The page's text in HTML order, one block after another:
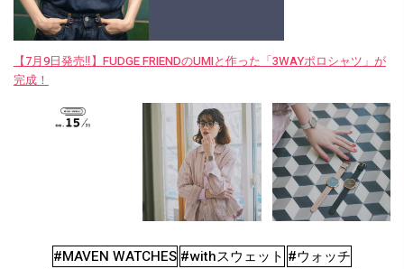
【7月9日発売‼︎】FUDGE FRIENDのUMIと作った「3WAYポロシャツ」が
完成！
#MAVEN WATCHES #withスウェット #ウォッチ